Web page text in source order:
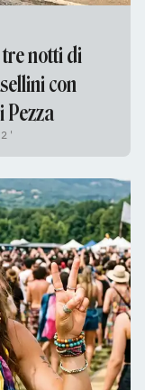
notti di
con
Pezza